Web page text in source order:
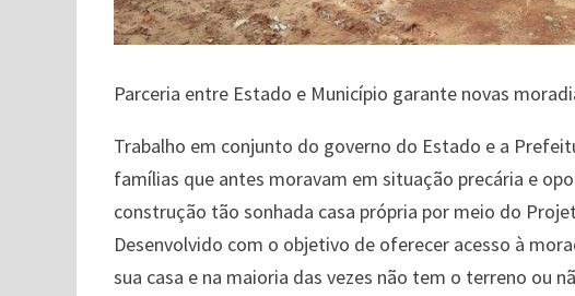
Parceria entre Estado e Município garante novas
Trabalho em conjunto do governo do Estado e a
famílias que antes moravam em situação precária e
construção tão sonhada casa própria por meio do
Desenvolvido com o objetivo de oferecer acesso à
sua casa e na maioria das vezes não tem o terreno ou